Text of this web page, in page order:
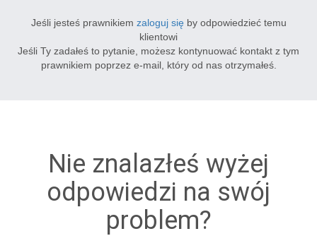
Jeśli jesteś prawnikiem zaloguj się by odpowiedzieć temu
klientowi
Jeśli Ty zadałeś to pytanie, możesz kontynuować kontakt z tym
prawnikiem poprzez e-mail, który od nas otrzymałeś.
Nie znalazłeś wyżej
odpowiedzi na swój
problem?